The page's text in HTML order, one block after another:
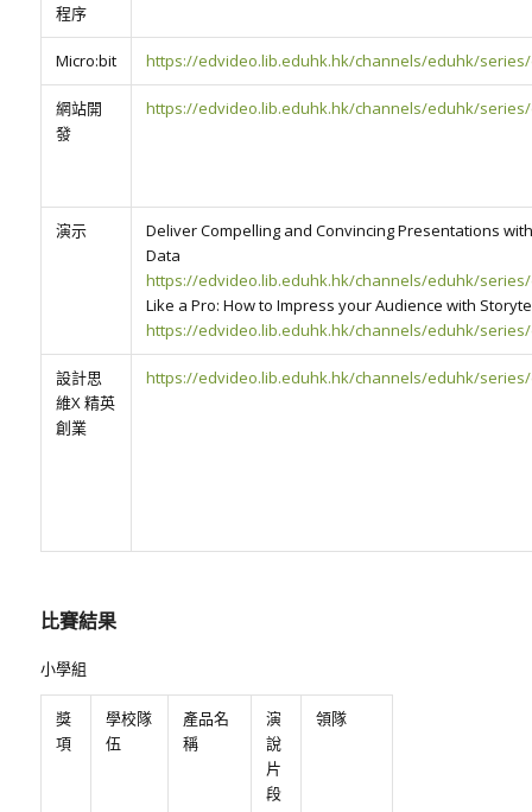
程序
Micro:bit https://edvideo.lib.eduhk.hk/channels/eduhk/
網站開
發
https://edvideo.lib.eduhk.hk/channels/eduhk/
演示
Deliver Compelling and Convincing Presentations
Data
https://edvideo.lib.eduhk.hk/channels/eduhk/
Like a Pro: How to Impress your Audience with
https://edvideo.lib.eduhk.hk/channels/eduhk/
設計思
維X 精英
創業
https://edvideo.lib.eduhk.hk/channels/eduhk/
比賽結果
小學組
獎
項
學校隊
伍
產品名
稱
演
說
片
段
領隊